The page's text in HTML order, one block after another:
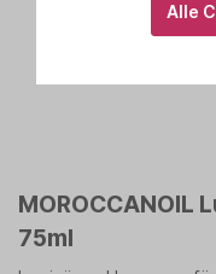
MOROCCANOIL
75ml
Alle